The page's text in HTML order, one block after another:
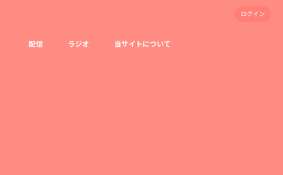
ログイン
配信 ラジオ 当サイトについて